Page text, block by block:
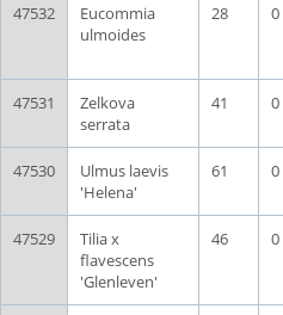
47532
Eucommia
ulmoides
28 0
47531
Zelkova
serrata
41 0
47530
Ulmus laevis
'Helena'
61 0
47529
Tilia x
flavescens
'Glenleven'
46 0